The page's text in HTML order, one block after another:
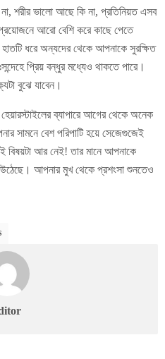
শরীর ভালো আছে কি না, প্রতিনিয়ত এসব
আরো বেশি করে কাছে পেতে
ধরে অন্যদের থেকে আপনাকে সুরক্ষিত
প্রিয় বন্ধুর মধ্যেও থাকতে পারে।
বুঝে যাবেন।
ব্যাপারে আগের থেকে অনেক
সামনে বেশ পরিপাটি হয়ে সেজেগুজেই
আর নেই! তার মানে আপনাকে
উঠেছে। আপনার মুখ থেকে প্রশংসা শুনতেও